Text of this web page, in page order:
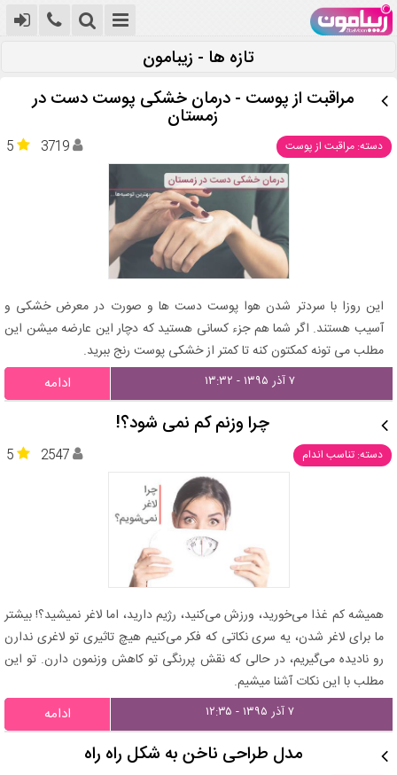
تازه ها - زیبامون
مراقبت از پوست - درمان خشکی پوست دست در
زمستان
دسته: مراقبت از پوست 5 3719
این روزا با سردتر شدن هوا پوست دست ها و صورت در معرض خشکی و
آسیب هستند. اگر شما هم جزء کسانی هستید که دچار این عارضه میشن این
مطلب می تونه کمکتون کنه تا کمتر از خشکی پوست رنج ببرید.
۷ آذر ۱۳۹۵ - ۱۳:۳۲ ادامه
چرا وزنم کم نمی شود؟!
دسته: تناسب اندام 5 2547
همیشه کم غذا می‌خورید، ورزش می‌کنید، رژیم دارید، اما لاغر نمیشید؟! بیشتر
ما برای لاغر شدن، یه سری نکاتی که فکر می‌کنیم هیچ تاثیری تو لاغری ندارن
رو نادیده می‌گیریم، در حالی که نقش پررنگی تو کاهش وزنمون دارن. تو این
مطلب با این نکات آشنا میشیم.
۷ آذر ۱۳۹۵ - ۱۲:۳۵ ادامه
مدل طراحی ناخن به شکل راه راه